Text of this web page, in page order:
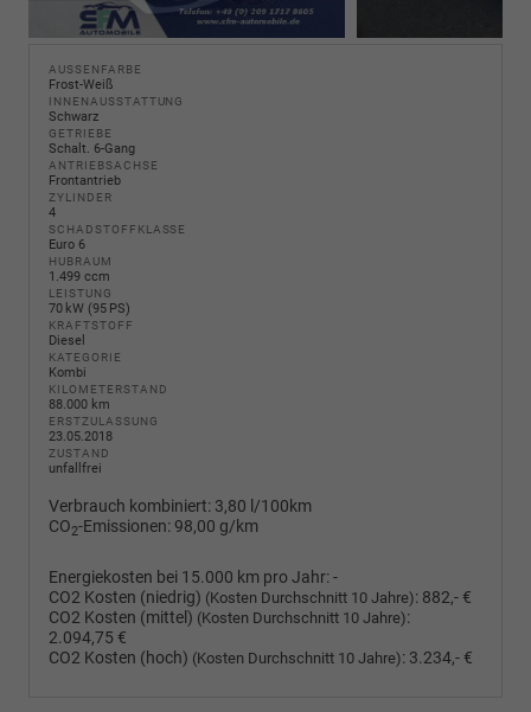
AUSSENFARBE
Frost-Weiß
INNENAUSSTATTUNG
Schwarz
GETRIEBE
Schalt. 6-Gang
ANTRIEBSACHSE
Frontantrieb
ZYLINDER
4
SCHADSTOFFKLASSE
Euro 6
HUBRAUM
1.499 ccm
LEISTUNG
70 kW (95 PS)
KRAFTSTOFF
Diesel
KATEGORIE
Kombi
KILOMETERSTAND
88.000 km
ERSTZULASSUNG
23.05.2018
ZUSTAND
unfallfrei
Verbrauch kombiniert: 3,80 l/100km
CO2-Emissionen: 98,00 g/km
Energiekosten bei 15.000 km pro Jahr:-
CO2 Kosten (niedrig) (Kosten Durchschnitt 10 Jahre): 882,- €
CO2 Kosten (mittel) (Kosten Durchschnitt 10 Jahre):
2.094,75 €
CO2 Kosten (hoch) (Kosten Durchschnitt 10 Jahre): 3.234,- €